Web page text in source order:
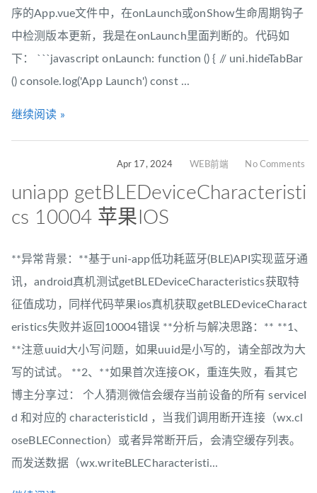
序的App.vue文件中，在onLaunch或onShow生命周期钩子
中检测版本更新，我是在onLaunch里面判断的。代码如
下： ```javascript onLaunch: function () { // uni.hideTabBar
() console.log('App Launch') const ...
继续阅读 »
Apr 17, 2024 WEB前端 No Comments
uniapp getBLEDeviceCharacteristi
cs 10004 苹果IOS
**异常背景：**基于uni-app低功耗蓝牙(BLE)API实现蓝牙通
讯，android真机测试getBLEDeviceCharacteristics获取特
征值成功，同样代码苹果ios真机获取getBLEDeviceCharact
eristics失败并返回10004错误 **分析与解决思路：** **1、
**注意uuid大小写问题，如果uuid是小写的，请全部改为大
写的试试。 **2、**如果首次连接OK，重连失败，看其它
博主分享过： 个人猜测微信会缓存当前设备的所有 serviceI
d 和对应的 characteristicId ，当我们调用断开连接（wx.cl
oseBLEConnection）或者异常断开后，会清空缓存列表。
而发送数据（wx.writeBLECharacteristi...